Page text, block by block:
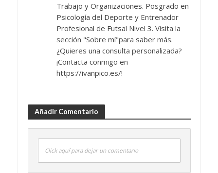
Trabajo y Organizaciones. Posgrado en
Psicología del Deporte y Entrenador
Profesional de Futsal Nivel 3. Visita la
sección "Sobre mí"para saber más.
¿Quieres una consulta personalizada?
¡Contacta conmigo en
https://ivanpico.es/!
Añadir Comentario
Click aquí para dejar un comentario